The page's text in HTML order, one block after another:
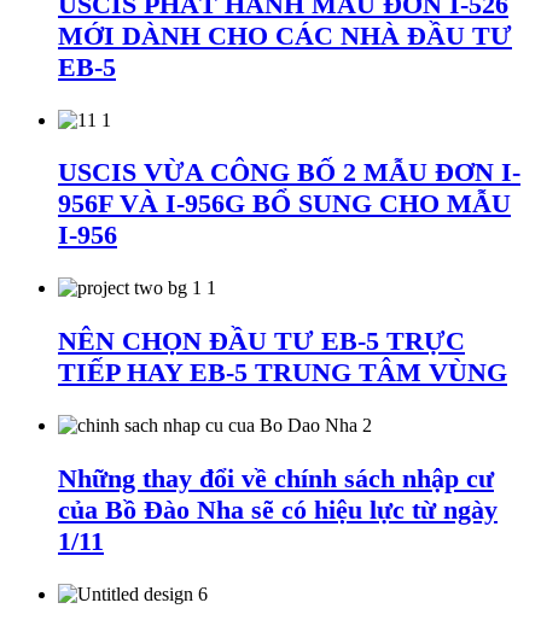
MỚI DÀNH CHO CÁC NHÀ ĐẦU TƯ
EB-5
USCIS VỪA CÔNG BỐ 2 MẪU ĐƠN I-
956F VÀ I-956G BỔ SUNG CHO MẪU
I-956
NÊN CHỌN ĐẦU TƯ EB-5 TRỰC
TIẾP HAY EB-5 TRUNG TÂM VÙNG
Những thay đổi về chính sách nhập cư
của Bồ Đào Nha sẽ có hiệu lực từ ngày
1/11